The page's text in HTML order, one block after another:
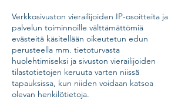
Verkkosivuston vierailijoiden IP-osoitteita ja
palvelun toiminnoille välttämättömiä
evästeitä käsitellään oikeutetun edun
perusteella mm. tietoturvasta
huolehtimiseksi ja sivuston vierailijoiden
tilastotietojen keruuta varten niissä
tapauksissa, kun niiden voidaan katsoa
olevan henkilötietoja.